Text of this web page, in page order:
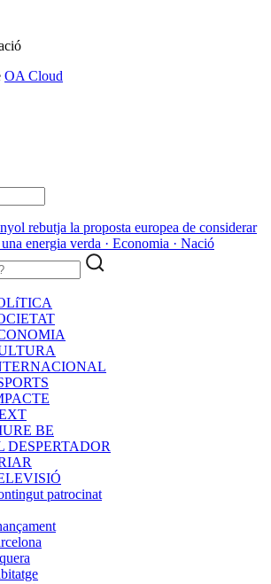
OA Cloud
rebutja la proposta europea de considerar
energia verda · Economia · Nació
BE
DESPERTADOR
patrocinat